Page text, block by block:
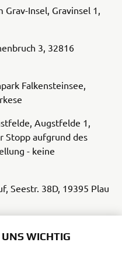
Grav-Insel, Gravinsel 1,
3, 32816
Falkensteinsee,
Augstfelde 1,
Stopp aufgrund des
- keine
Seestr. 38D, 19395 Plau
WICHTIG